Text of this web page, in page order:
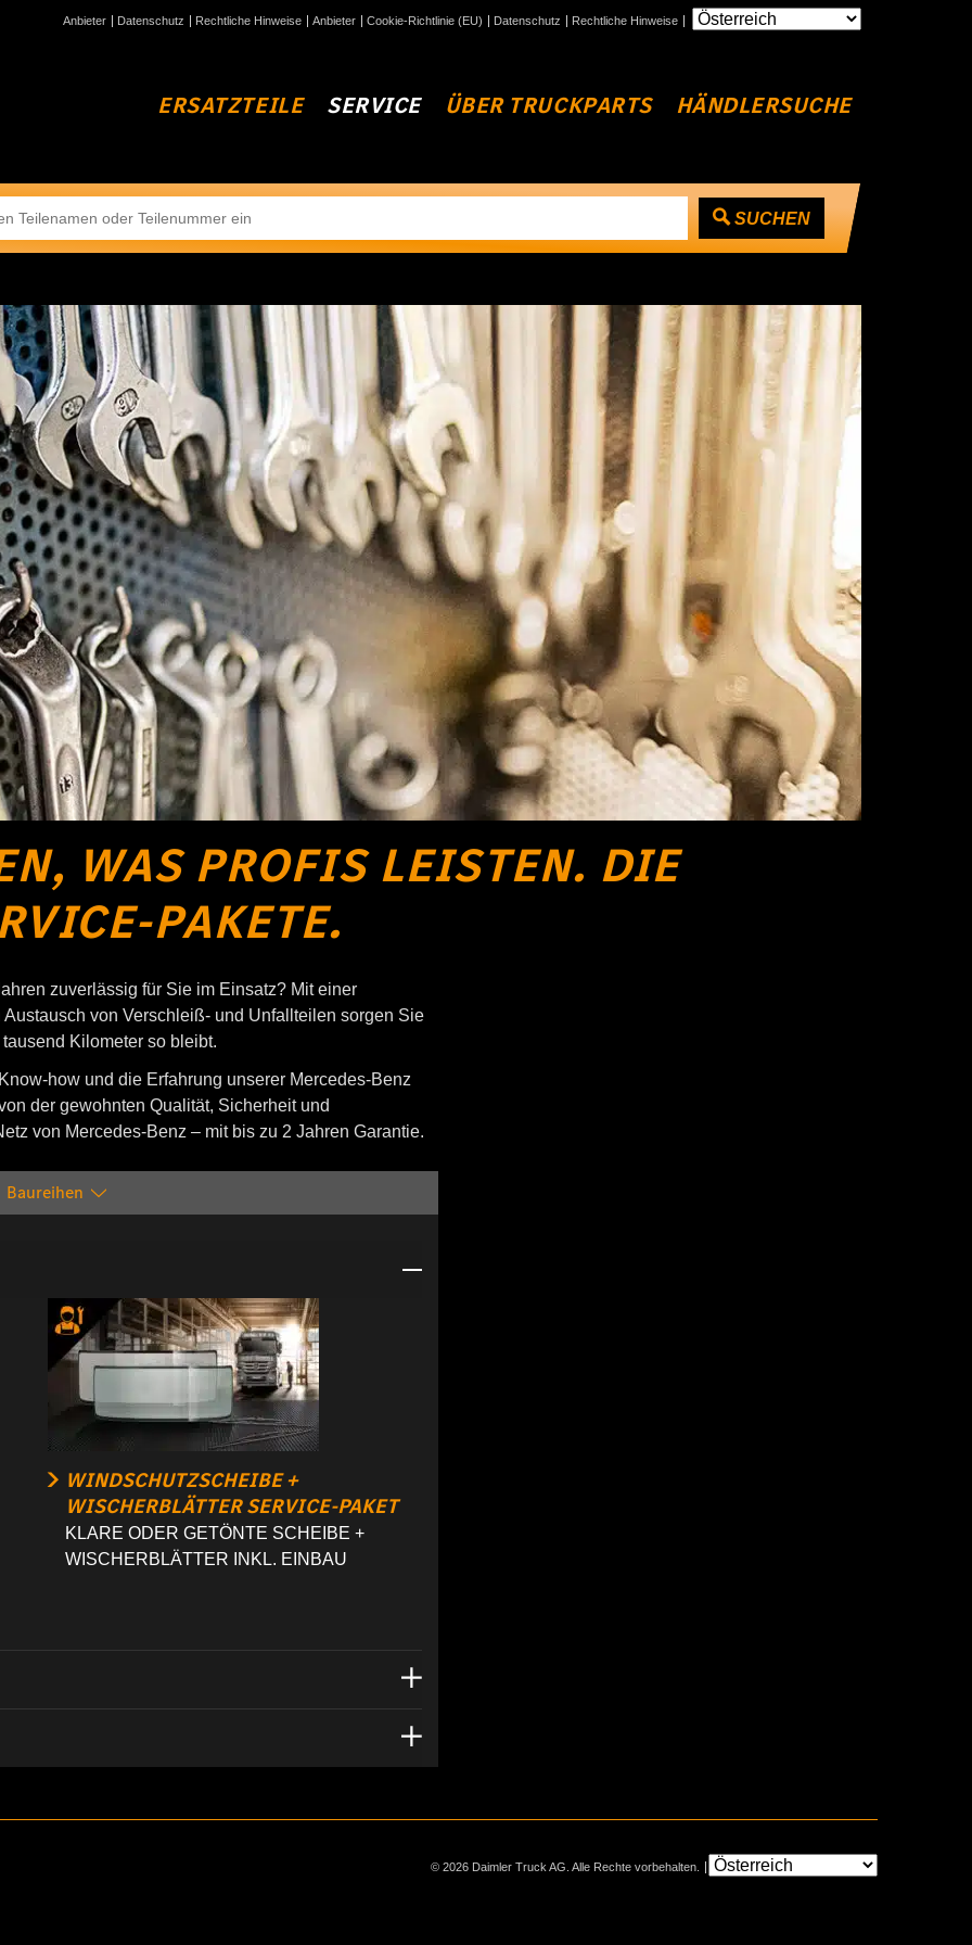
Anbieter Datenschutz Rechtliche Hinweise Anbieter Cookie-Richtlinie (EU) Datenschutz Rechtliche Hinweise
ERSATZTEILE SERVICE ÜBER TRUCKPARTS HÄNDLERSUCHE
SUCHEN
WAS PROFIS LEISTEN. DIE
PAKETE.
zuverlässig für Sie im Einsatz? Mit einer
von Verschleiß- und Unfallteilen sorgen Sie
Kilometer so bleibt.
how und die Erfahrung unserer Mercedes-Benz
der gewohnten Qualität, Sicherheit und
von Mercedes-Benz – mit bis zu 2 Jahren Garantie.
Baureihen
WINDSCHUTZSCHEIBE +
WISCHERBLÄTTER SERVICE-PAKET
KLARE ODER GETÖNTE SCHEIBE +
WISCHERBLÄTTER INKL. EINBAU
© 2026 Daimler Truck AG. Alle Rechte vorbehalten.